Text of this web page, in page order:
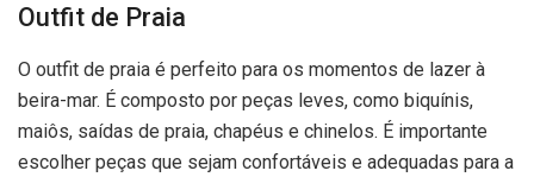
Outfit de Praia
O outfit de praia é perfeito para os momentos de lazer à
beira-mar. É composto por peças leves, como biquínis,
maiôs, saídas de praia, chapéus e chinelos. É importante
escolher peças que sejam confortáveis e adequadas para a